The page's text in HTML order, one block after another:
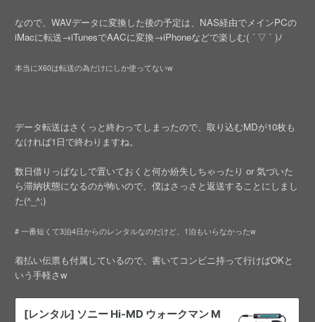
なので、WAVデータに変換した後の予定は、NAS経由でメインPCの
iMacに転送→iTunesでAACに変換→iPhoneなどで楽しむ( ´ ▽ ` )ﾉ
本当にX60は転送の為だけにしか使ってないw
データ転送はさくっと終わってしまったので、取り込むMDが10枚も
なければ1日で終わりますね。
数日借りっぱなしで置いておくと何か紛失しちゃったり or 気づいた
ら滞納状態になるのが怖いので、僕はさっさと返送することにしまし
た(^_^;)
# 一番短くて3泊4日からのレンタルなのだけど、1泊もいらなかったw
着払い伝票も付属しているので、書いてコンビニ持って行けばOKと
いう手軽さw